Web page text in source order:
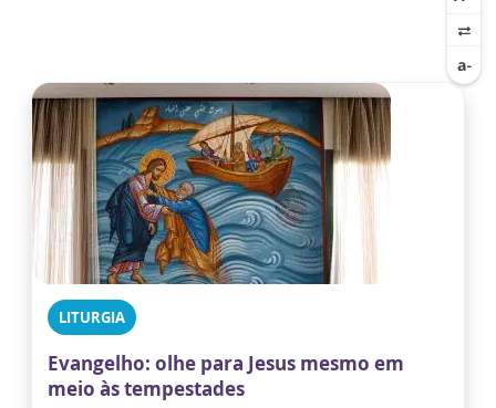
LITURGIA
Evangelho: olhe para Jesus mesmo em
meio às tempestades